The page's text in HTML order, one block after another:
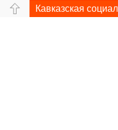
Кавказская